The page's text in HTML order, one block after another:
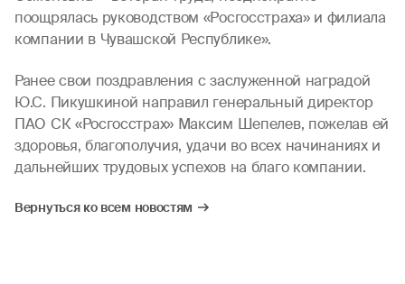
поощрялась руководством «Росгосстраха» и филиала
компании в Чувашской Республике».
Ранее свои поздравления с заслуженной наградой
Ю.С. Пикушкиной направил генеральный директор
ПАО СК «Росгосстрах» Максим Шепелев, пожелав ей
здоровья, благополучия, удачи во всех начинаниях и
дальнейших трудовых успехов на благо компании.
Вернуться ко всем новостям